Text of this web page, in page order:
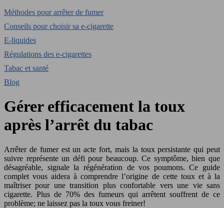
Méthodes pour arrêter de fumer
Conseils pour choisir sa e-cigarette
E-liquides
Régulations des e-cigarettes
Tabac et santé
Blog
Gérer efficacement la toux
après l’arrêt du tabac
Arrêter de fumer est un acte fort, mais la toux persistante qui peut
suivre représente un défi pour beaucoup. Ce symptôme, bien que
désagréable, signale la régénération de vos poumons. Ce guide
complet vous aidera à comprendre l’origine de cette toux et à la
maîtriser pour une transition plus confortable vers une vie sans
cigarette. Plus de 70% des fumeurs qui arrêtent souffrent de ce
problème; ne laissez pas la toux vous freiner!